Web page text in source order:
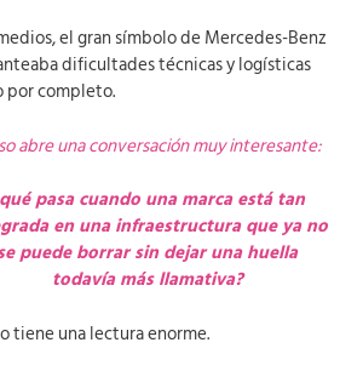
el gran símbolo de Mercedes-Benz
dificultades técnicas y logísticas
por completo.
abre una conversación muy interesante:
pasa cuando una marca está tan
en una infraestructura que ya no
puede borrar sin dejar una huella
todavía más llamativa?
tiene una lectura enorme.